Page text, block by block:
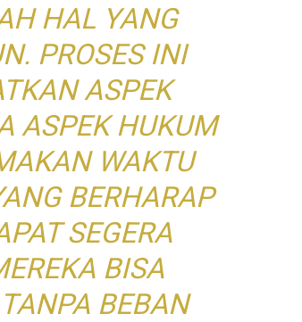
HAL YANG
PROSES INI
ASPEK
ASPEK HUKUM
WAKTU
BERHARAP
SEGERA
BISA
BEBAN